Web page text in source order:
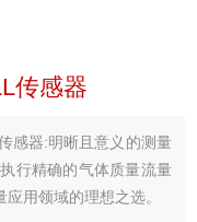
传感器
感器:明晰且意义的测量
行精确的气体质量流量
用领域的理想之选。